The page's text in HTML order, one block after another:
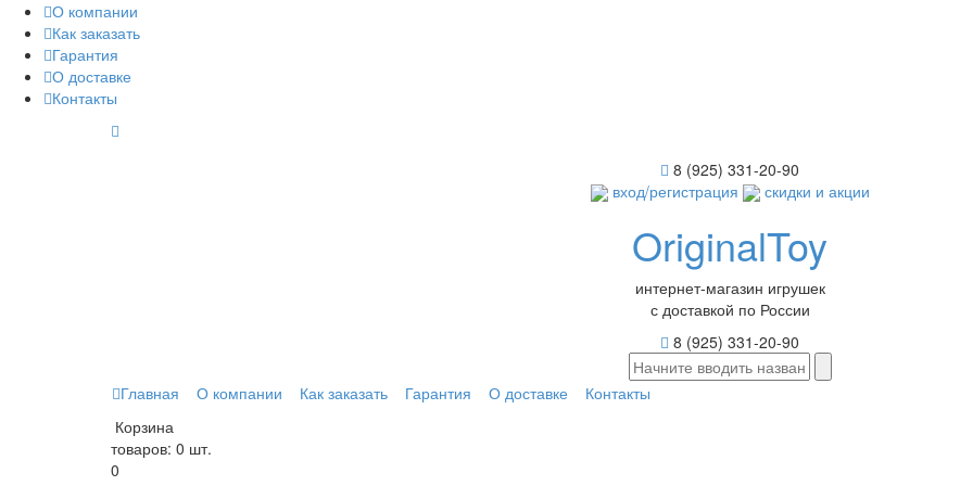
О компании
Как заказать
Гарантия
О доставке
Контакты
8 (925) 331-20-90
вход/регистрация
скидки и акции
OriginalToy
интернет-магазин игрушек
с доставкой по России
8 (925) 331-20-90
Главная О компании Как заказать Гарантия О доставке
Контакты
Корзина
товаров: 0 шт.
0